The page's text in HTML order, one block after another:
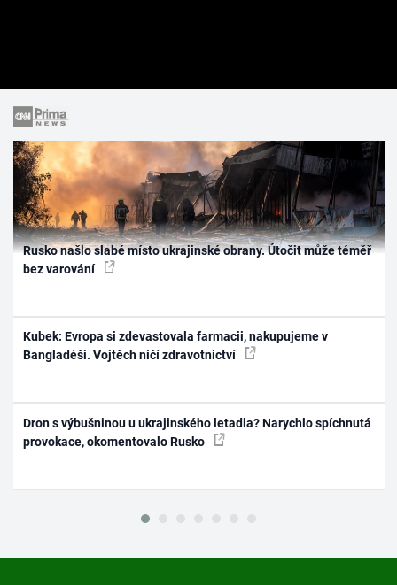
Rusko našlo slabé místo ukrajinské obrany. Útočit může téměř
bez varování
Kubek: Evropa si zdevastovala farmacii, nakupujeme v
Bangladéši. Vojtěch ničí zdravotnictví
Dron s výbušninou u ukrajinského letadla? Narychlo spíchnutá
provokace, okomentovalo Rusko